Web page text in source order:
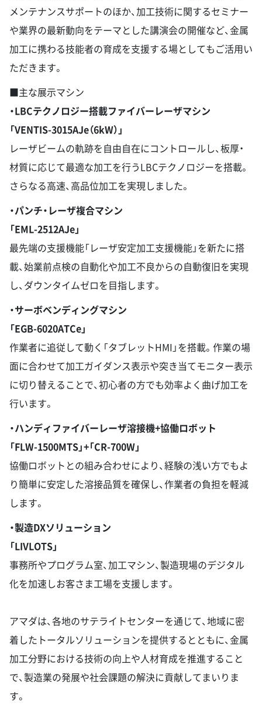
メンテナンスサポートのほか、加工技術に関するセミナー
や業界の最新動向をテーマとした講演会の開催など、金属
加工に携わる技能者の育成を支援する場としてもご活用い
ただきます。
■主な展示マシン
・LBCテクノロジー搭載ファイバーレーザマシン
「VENTIS-3015AJe（6kW）」
レーザビームの軌跡を自由自在にコントロールし、板厚・
材質に応じて最適な加工を行うLBCテクノロジーを搭載。
さらなる高速、高品位加工を実現しました。
・パンチ・レーザ複合マシン
「EML-2512AJe」
最先端の支援機能「レーザ安定加工支援機能」を新たに搭
載、始業前点検の自動化や加工不良からの自動復旧を実現
し、ダウンタイムゼロを目指します。
・サーボベンディングマシン
「EGB-6020ATCe」
作業者に追従して動く「タブレットHMI」を搭載。作業の場
面に合わせて加工ガイダンス表示や突き当てモニター表示
に切り替えることで、初心者の方でも効率よく曲げ加工を
行います。
・ハンディファイバーレーザ溶接機+協働ロボット
「FLW-1500MTS」+「CR-700W」
協働ロボットとの組み合わせにより、経験の浅い方でもよ
り簡単に安定した溶接品質を確保し、作業者の負担を軽減
します。
・製造DXソリューション
「LIVLOTS」
事務所やプログラム室、加工マシン、製造現場のデジタル
化を加速しお客さま工場を支援します。
アマダは、各地のサテライトセンターを通じて、地域に密
着したトータルソリューションを提供するとともに、金属
加工分野における技術の向上や人材育成を推進すること
で、製造業の発展や社会課題の解決に貢献してまいりま
す。